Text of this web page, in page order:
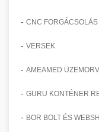
- CNC FORGÁCSOLÁS
- VERSEK
- AMEAMED
- GURU KONTÉNER
- BOR BOLT ÉS